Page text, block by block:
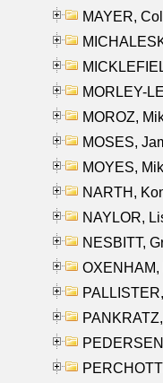
MAYER,
MORLEY-
MOROZ,
MOSES,
MOYES,
NARTH,
NAYLOR,
NESBITT,